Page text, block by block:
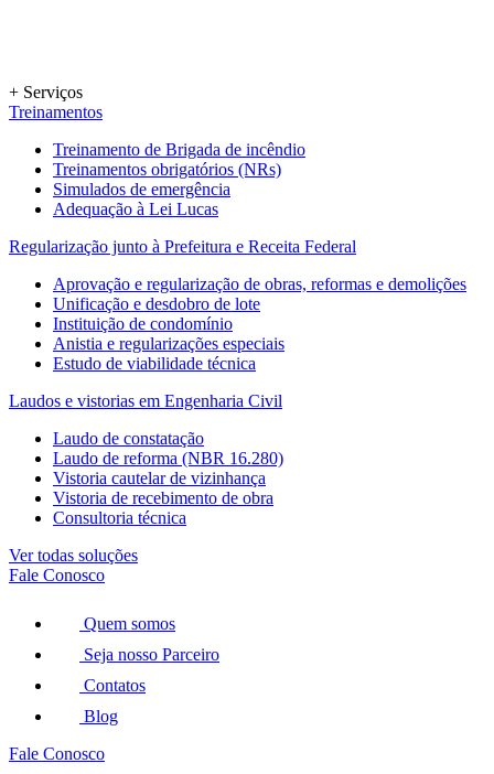
+ Serviços
Treinamentos
Treinamento de Brigada de incêndio
Treinamentos obrigatórios (NRs)
Simulados de emergência
Adequação à Lei Lucas
Regularização junto à Prefeitura e Receita Federal
Aprovação e regularização de obras, reformas e demolições
Unificação e desdobro de lote
Instituição de condomínio
Anistia e regularizações especiais
Estudo de viabilidade técnica
Laudos e vistorias em Engenharia Civil
Laudo de constatação
Laudo de reforma (NBR 16.280)
Vistoria cautelar de vizinhança
Vistoria de recebimento de obra
Consultoria técnica
Ver todas soluções
Fale Conosco
Quem somos
Seja nosso Parceiro
Contatos
Blog
Fale Conosco